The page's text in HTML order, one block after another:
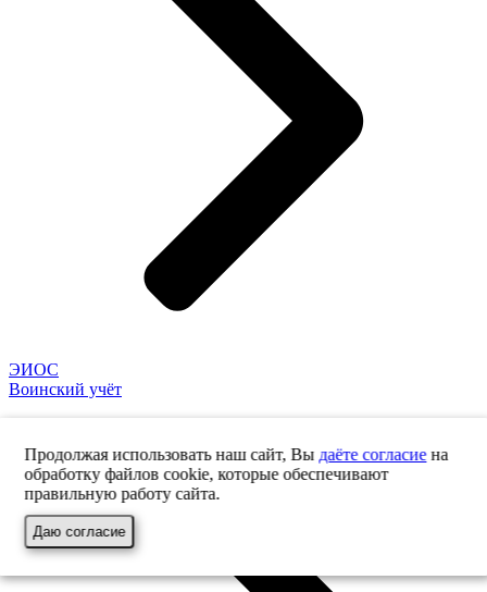
ЭИОС
Воинский учёт
Продолжая использовать наш сайт, Вы даёте согласиена
обработку файлов cookie, которые обеспечивают
правильную работу сайта.
Даю согласие